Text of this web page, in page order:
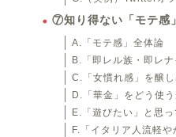
⑦知り得ない「モテ感
A.「モテ感」全体論
B.「即レル族・即レナ
C.「女慣れ感」を醸
D.「華金」をどう使う
E.「遊びたい」と思
F.「イタリア人流軽や